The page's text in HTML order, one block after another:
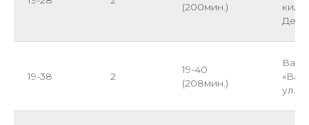
(200мин.)
19-38 2
19-40
(208мин.)
ул.